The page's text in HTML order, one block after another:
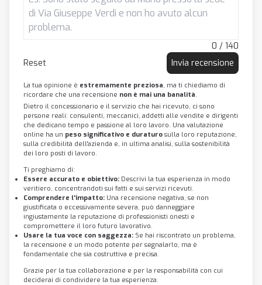
0 / 140
Reset
Invia recensione
La tua opinione è estremamente preziosa, ma ti chiediamo di
ricordare che una recensione non è mai una banalità.
Dietro il concessionario e il servizio che hai ricevuto, ci sono
persone reali: consulenti, meccanici, addetti alle vendite e dirigenti
che dedicano tempo e passione al loro lavoro. Una valutazione
online ha un peso significativo e duraturo sulla loro reputazione,
sulla credibilità dell'azienda e, in ultima analisi, sulla sostenibilità
dei loro posti di lavoro.
Ti preghiamo di:
Essere accurato e obiettivo: Descrivi la tua esperienza in modo
veritiero, concentrandoti sui fatti e sui servizi ricevuti.
Comprendere l'impatto: Una recensione negativa, se non
giustificata o eccessivamente severa, può danneggiare
ingiustamente la reputazione di professionisti onesti e
compromettere il loro futuro lavorativo.
Usare la tua voce con saggezza: Se hai riscontrato un problema,
la recensione è un modo potente per segnalarlo, ma è
fondamentale che sia costruttiva e precisa.
Grazie per la tua collaborazione e per la responsabilità con cui
deciderai di condividere la tua esperienza.